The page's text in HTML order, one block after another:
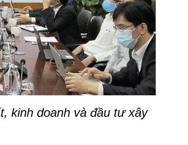
kinh doanh và đầu tư xây